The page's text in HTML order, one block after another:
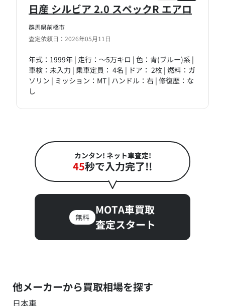
群馬県前橋市
査定依頼日：2026年05月11日
日産 シルビア 2.0 スペックR エアロ
年式：1999年 | 走行：～5万キロ | 色：青(ブルー)系 |
車検：未入力 | 乗車定員： 4名 | ドア： 2枚 | 燃料：ガ
ソリン | ミッション：MT | ハンドル：右 | 修復歴：な
し
カンタン! ネット車査定!
45秒で入力完了!!
無料
MOTA車買取
査定スタート
他メーカーから買取相場を探す
日本車